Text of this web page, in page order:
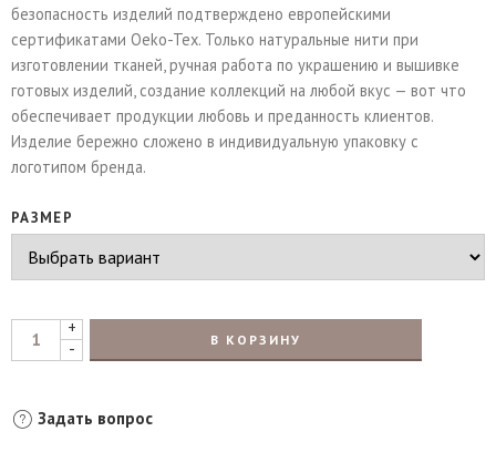
безопасность изделий подтверждено европейскими
сертификатами Oeko-Tex. Только натуральные нити при
изготовлении тканей, ручная работа по украшению и вышивке
готовых изделий, создание коллекций на любой вкус — вот что
обеспечивает продукции любовь и преданность клиентов.
Изделие бережно сложено в индивидуальную упаковку с
логотипом бренда.
РАЗМЕР
+
-
В КОРЗИНУ
Задать вопрос